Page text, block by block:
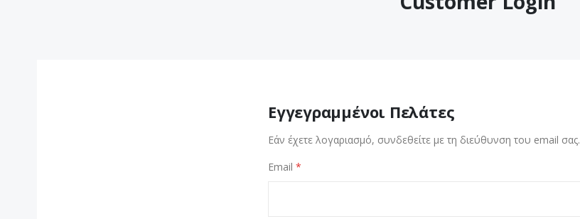
Εγγεγραμμένοι Πελάτες
Εάν έχετε λογαριασμό, συνδεθείτε με τη διεύθυνση του email σας.
Email